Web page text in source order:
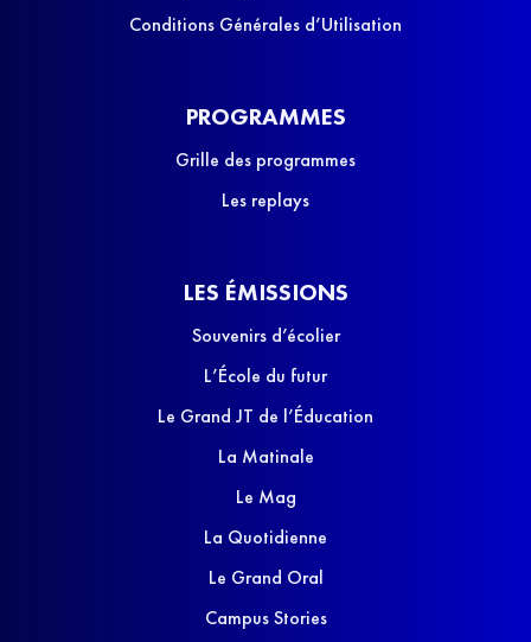
Conditions Générales d’Utilisation
PROGRAMMES
Grille des programmes
Les replays
LES ÉMISSIONS
Souvenirs d’écolier
L’École du futur
Le Grand JT de l’Éducation
La Matinale
Le Mag
La Quotidienne
Le Grand Oral
Campus Stories